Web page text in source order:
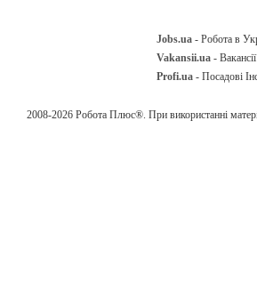
Jobs.ua - Робота в
Vakansii.ua -
Profi.ua - Посадові
2008-2026 Робота Плюс®. При використанні